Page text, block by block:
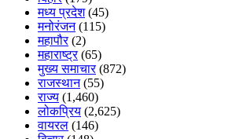
मध्य प्रदेश(45)
मनोरंजन(115)
महापौर(2)
महाराष्ट्र(65)
मुख्य समाचार(872)
राजस्थान(55)
राज्य (1,460)
लोकप्रिय (2,625)
वायरल (146)